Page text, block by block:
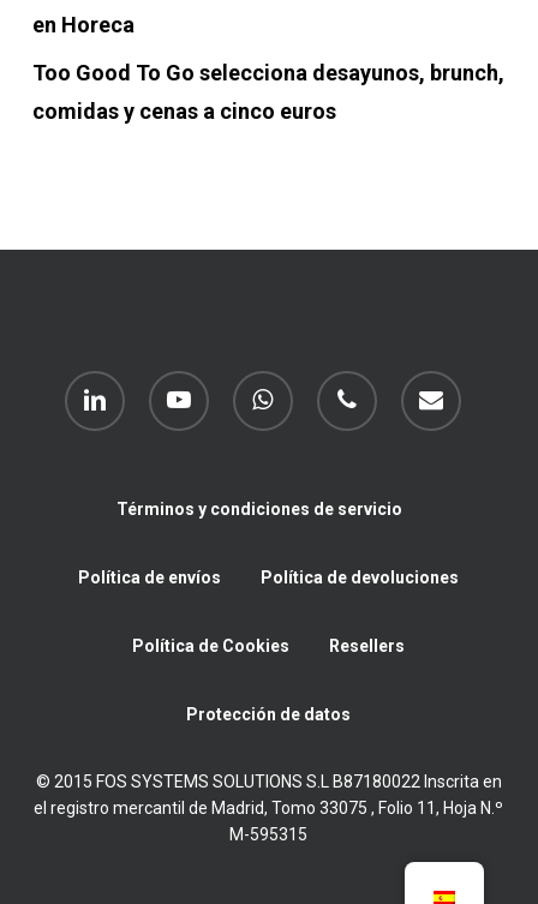
en Horeca
Too Good To Go selecciona desayunos, brunch,
comidas y cenas a cinco euros
linkedin youtube whatsapp phone email
Términos y condiciones de servicio
Política de envíos Política de devoluciones
Política de Cookies Resellers
Protección de datos
© 2015 FOS SYSTEMS SOLUTIONS S.L B87180022 Inscrita en
el registro mercantil de Madrid, Tomo 33075 , Folio 11, Hoja N.º
M-595315